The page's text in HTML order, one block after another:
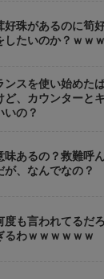
好珠があるのに筍
たいのか？ｗｗ
ンスを使い始めた
ど、カウンターと
いの？
味あるの？救難呼
が、なんでなの？
度も言われてるだ
るわｗｗｗｗｗｗ